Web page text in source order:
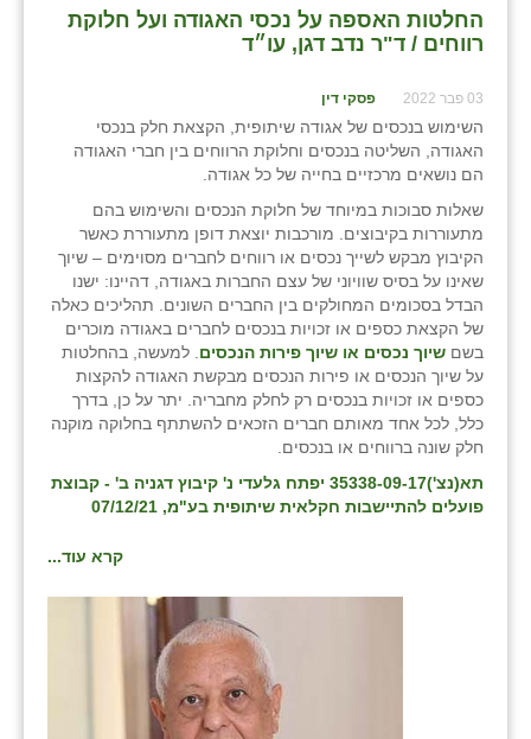
החלטות האספה על נכסי האגודה ועל חלוקת
רווחים / ד"ר נדב דגן, עו״ד
03 פבר 2022 פסקי דין
השימוש בנכסים של אגודה שיתופית, הקצאת חלק בנכסי
האגודה, השליטה בנכסים וחלוקת הרווחים בין חברי האגודה
הם נושאים מרכזיים בחייה של כל אגודה.
שאלות סבוכות במיוחד של חלוקת הנכסים והשימוש בהם
מתעוררות בקיבוצים. מורכבות יוצאת דופן מתעוררת כאשר
הקיבוץ מבקש לשייך נכסים או רווחים לחברים מסוימים – שיוך
שאינו על בסיס שוויוני של עצם החברות באגודה, דהיינו: ישנו
הבדל בסכומים המחולקים בין החברים השונים. תהליכים כאלה
של הקצאת כספים או זכויות בנכסים לחברים באגודה מוכרים
בשם שיוך נכסים או שיוך פירות הנכסים . למעשה, בהחלטות
על שיוך הנכסים או פירות הנכסים מבקשת האגודה להקצות
כספים או זכויות בנכסים רק לחלק מחבריה. יתר על כן, בדרך
כלל, לכל אחד מאותם חברים הזכאים להשתתף בחלוקה מוקנה
חלק שונה ברווחים או בנכסים.
תא(נצ')35338-09-17 יפתח גלעדי נ' קיבוץ דגניה ב' - קבוצת
פועלים להתיישבות חקלאית שיתופית בע"מ, 07/12/21
קרא עוד...